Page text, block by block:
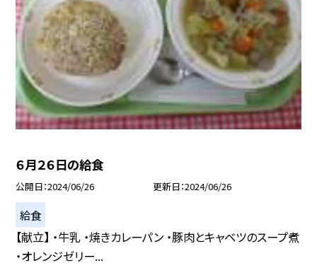
６月２６日の給食
公開日 2024/06/26 更新日 2024/06/26
給食
【献立】 ・牛乳 ・焼きカレーパン ・豚肉とキャベツのスープ煮
・オレンジゼリー...